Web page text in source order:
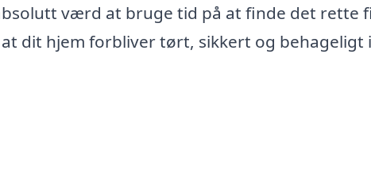
værd at bruge tid på at finde det rette
dit hjem forbliver tørt, sikkert og behageligt i